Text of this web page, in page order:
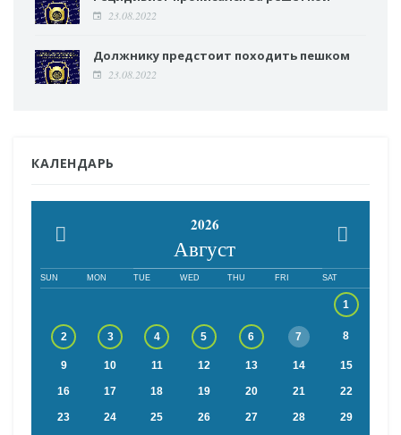
23.08.2022
Должнику предстоит походить пешком
23.08.2022
КАЛЕНДАРЬ
2026
Август
SUN MON TUE WED THU FRI SAT
1
2 3 4 5 6 7 8
9 10 11 12 13 14 15
16 17 18 19 20 21 22
23 24 25 26 27 28 29